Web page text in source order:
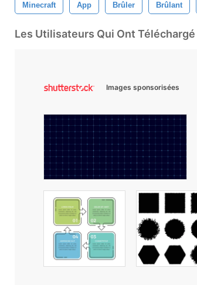
Minecraft App Brûler Brûlant
Les Utilisateurs Qui Ont
Images sponsorisées